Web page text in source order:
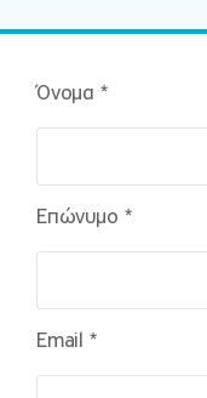
Όνομα *
Επώνυμο *
Email *